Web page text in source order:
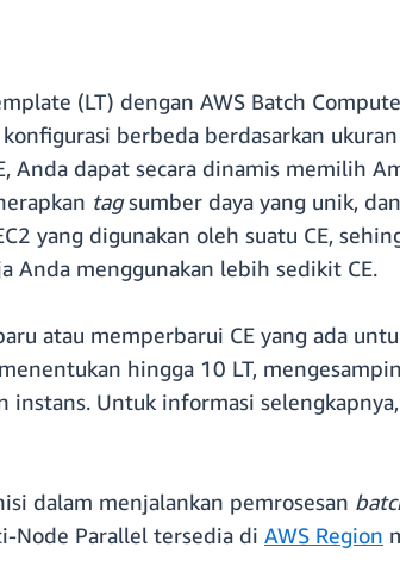
(LT) dengan AWS Batch
berbeda berdasarkan
Anda dapat secara dinamis memilih
tagsumber daya yang unik,
yang digunakan oleh suatu CE,
Anda menggunakan lebih sedikit CE.
atau memperbarui CE yang ada
hingga 10 LT,
instans. Untuk informasi
dalam menjalankan pemrosesan
Node Parallel tersedia di AWS Region